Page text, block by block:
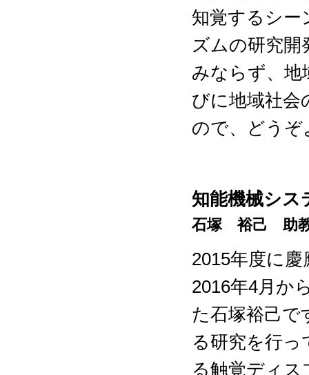
知覚するシー
ズムの研究
みならず、地
びに地域社会
ので、どう
知能機械シス
石塚 裕己 助
2015年度に
2016年4月か
た石塚裕己で
る研究を行っ
る触覚ディ